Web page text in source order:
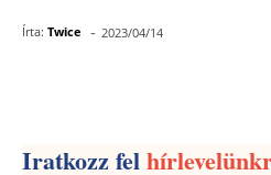
Írta: Twice - 2023/04/14
Iratkozz fel